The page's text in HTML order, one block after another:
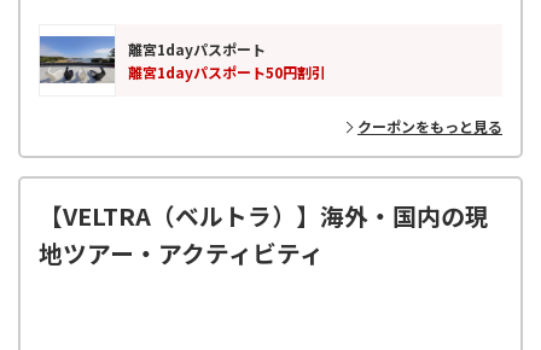
離宮1dayパスポート
離宮1dayパスポート50円割引
クーポンをもっと見る
【VELTRA（ベルトラ）】海外・国内の現
地ツアー・アクティビティ